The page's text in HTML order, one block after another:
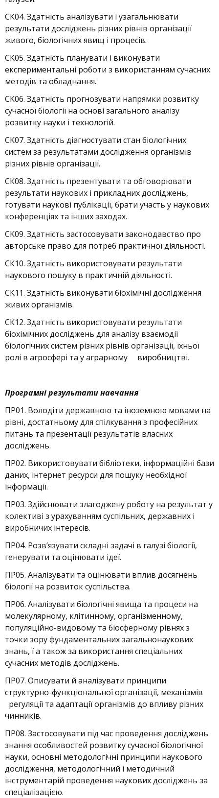
СК04. Здатність аналізувати і узагальнювати
результати досліджень різних рівнів організації
живого, біологічних явищ і процесів.
СК05. Здатність планувати і виконувати
експериментальні роботи з використанням сучасних
методів та обладнання.
СК06. Здатність прогнозувати напрямки розвитку
сучасної біології на основі загального аналізу
розвитку науки і технологій.
СК07. Здатність діагностувати стан біологічних
систем за результатами дослідження організмів
різних рівнів організації.
СК08. Здатність презентувати та обговорювати
результати наукових і прикладних досліджень,
готувати наукові публікації, брати участь у наукових
конференціях та інших заходах.
СК09. Здатність застосовувати законодавство про
авторське право для потреб практичної діяльності.
СК10. Здатність використовувати результати
наукового пошуку в практичній діяльності.
СК11. Здатність виконувати біохімічні дослідження
живих організмів.
СК12. Здатність використовувати результати
біохімічних досліджень для аналізу взаємодії
біологічних систем різних рівнів організації, їхньої
ролі в агросфері та у аграрному виробництві.
Програмні результати навчання
ПР01. Володіти державною та іноземною мовами на
рівні, достатньому для спілкування з професійних
питань та презентації результатів власних
досліджень.
ПР02. Використовувати бібліотеки, інформаційні бази
даних, інтернет ресурси для пошуку необхідної
інформації.
ПР03. Здійснювати злагоджену роботу на результат у
колективі з урахуванням суспільних, державних і
виробничих інтересів.
ПР04. Розв’язувати складні задачі в галузі біології,
генерувати та оцінювати ідеї.
ПР05. Аналізувати та оцінювати вплив досягнень
біології на розвиток суспільства.
ПР06. Аналізувати біологічні явища та процеси на
молекулярному, клітинному, організменному,
популяційно-видовому та біосферному рівнях з
точки зору фундаментальних загальнонаукових
знань, ї а також за використання спеціальних
сучасних методів досліджень.
ПР07. Описувати й аналізувати принципи
структурно-функціональної організації, механізмів
регуляції та адаптації організмів до впливу різних
чинників.
ПР08. Застосовувати під час проведення досліджень
знання особливостей розвитку сучасної біологічної
науки, основні методологічні принципи наукового
дослідження, методологічний і методичний
інструментарій проведення наукових досліджень за
спеціалізацією.